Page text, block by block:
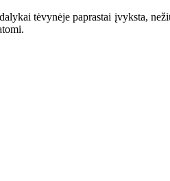
tėvynėje paprastai įvyksta,